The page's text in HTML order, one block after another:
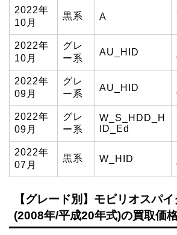
2022年
10月
黒系 A
2022年
10月
グレ
ー系
AU_HID
2022年
09月
グレ
ー系
AU_HID
2022年
09月
グレ
ー系
W_S_HDD_H
ID_Ed
2022年
07月
黒系 W_HID
【グレード別】モビリオスパ
(2008年/平成20年式)の買取価